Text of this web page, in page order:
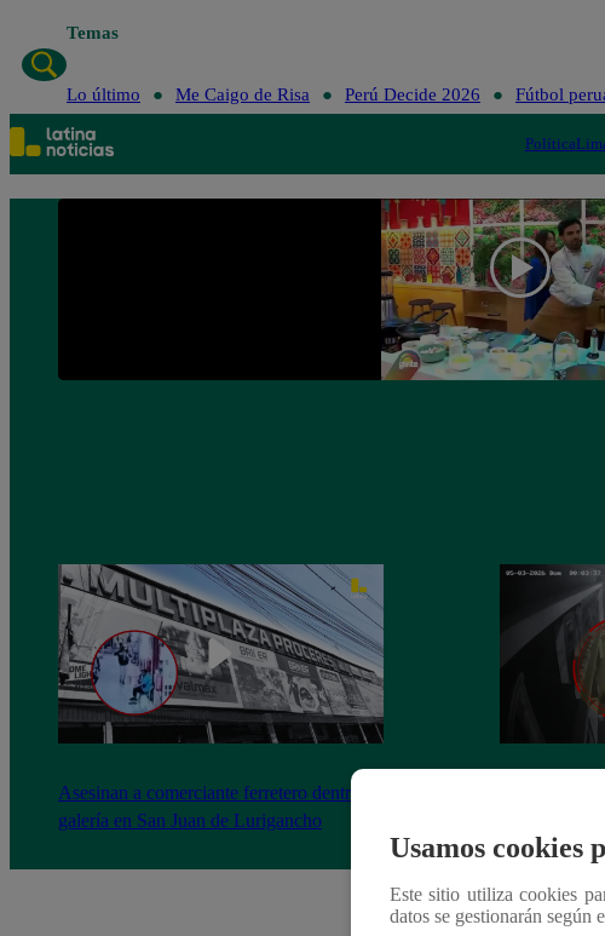
Temas
Lo último Me Caigo de Risa Perú Decide 2026 Fútbol
Política
Asesinan a comerciante ferretero dentro de
galería en San Juan de Lurigancho
Usamos cookies
Este sitio utiliza cookies
datos se gestionarán según